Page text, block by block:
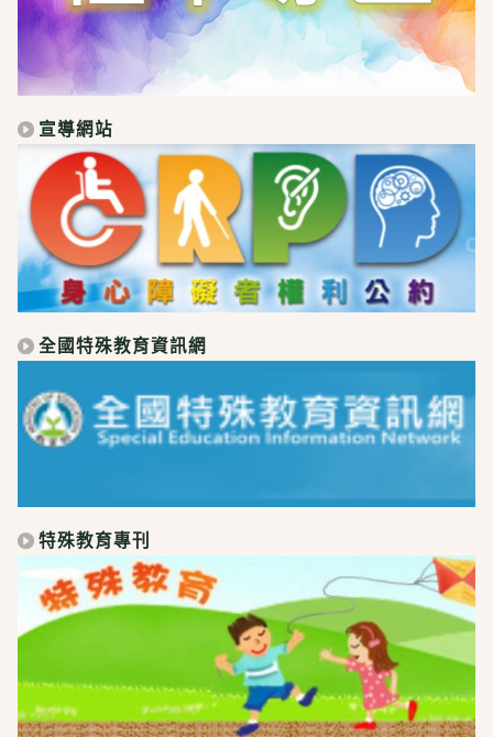
宣導網站
全國特殊教育資訊網
特殊教育專刊